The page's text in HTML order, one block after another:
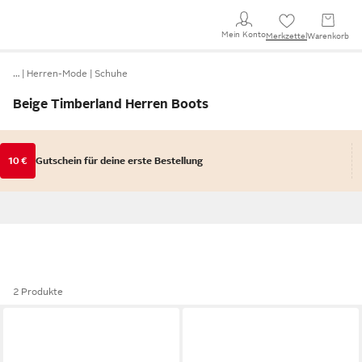
Mein KontoMerkzettel Warenkorb
… Herren-Mode Schuhe
Beige Timberland Herren Boots
10 € Gutschein für deine erste Bestellung
2 Produkte